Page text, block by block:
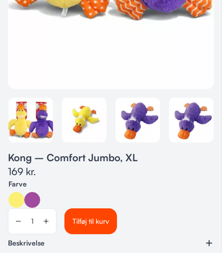
Kong – Comfort Jumbo, XL
169 kr.
Farve
Tilføj til kurv
Beskrivelse